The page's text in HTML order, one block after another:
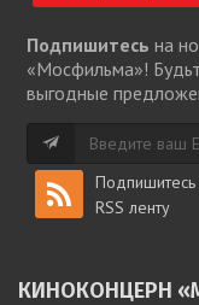
Подпишитесь на
«Мосфильма»!
выгодные
Подпишитесь
RSS ленту
КИНОКОНЦЕРН